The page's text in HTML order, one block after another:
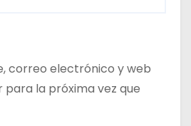
correo electrónico y web
la próxima vez que